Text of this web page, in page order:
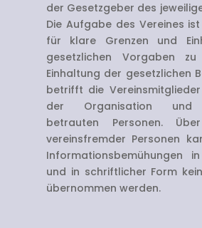
der Gesetzgeber des
Die Aufgabe des Vereines
für klare Grenzen und
gesetzlichen Vorgaben
Einhaltung der gesetzlichen
betrifft die
der Organisation und
betrauten Personen.
vereinsfremder Personen
Informationsbemühungen
und in schriftlicher Form
übernommen werden.